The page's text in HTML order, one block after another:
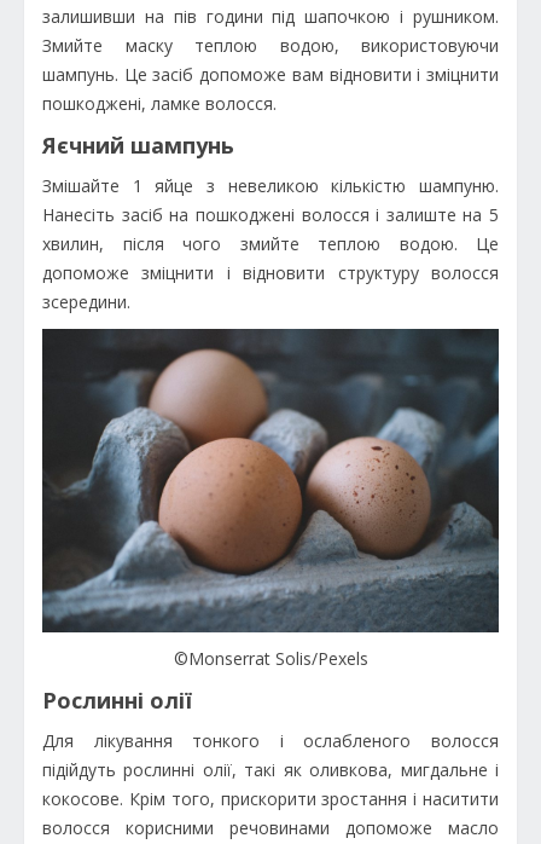
залишивши на пів години під шапочкою і рушником.
Змийте маску теплою водою, використовуючи
шампунь. Це засіб допоможе вам відновити і зміцнити
пошкоджені, ламке волосся.
Яєчний шампунь
Змішайте 1 яйце з невеликою кількістю шампуню.
Нанесіть засіб на пошкоджені волосся і залиште на 5
хвилин, після чого змийте теплою водою. Це
допоможе зміцнити і відновити структуру волосся
зсередини.
©Monserrat Solis/Pexels
Рослинні олії
Для лікування тонкого і ослабленого волосся
підійдуть рослинні олії, такі як оливкова, мигдальне і
кокосове. Крім того, прискорити зростання і наситити
волосся корисними речовинами допоможе масло